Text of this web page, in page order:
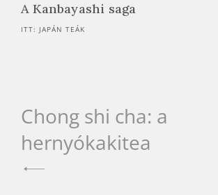
A Kanbayashi saga
ITT: JAPÁN TEÁK
Bejegyzés
navigáció
Chong shi cha: a
hernyókakitea